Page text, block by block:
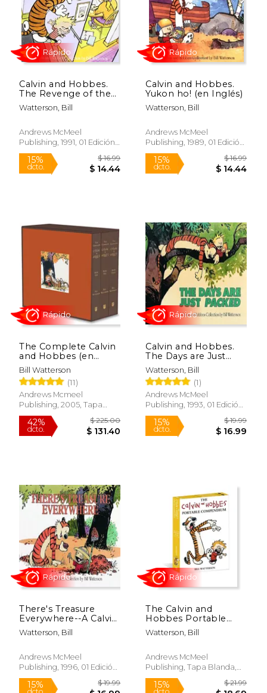
dcto.
Rápido
dcto.
Rápido
Calvin and Hobbes.
The Revenge of the
Baby-Sat (en Inglés)
Watterson, Bill
Andrews McMeel
Publishing, 1991, 01 Edición,
Tapa Blanda, Nuevo
15%
dcto. $ 14.44
Rápido
Calvin and Hobbes.
Yukon ho! (en Inglés)
Watterson, Bill
Andrews McMeel
Publishing, 1989, 01 Edición,
Tapa Blanda, Nuevo
15%
dcto. $
Rápido
The Complete Calvin
and Hobbes (en
Inglés)
Bill Watterson
(11)
Andrews Mcmeel
Publishing, 2005, Tapa
Dura, Nuevo
Rápido
Calvin and Hobbes.
The Days are Just
Packed (en Inglés)
Watterson, Bill
(1)
Andrews McMeel
Publishing, 1993, 01 Edición,
Tapa Blanda, Nuevo
Rápido
There's Treasure
Everywhere--A Calvin
and Hobbes
Collection (en Inglés)
Watterson, Bill
Andrews McMeel
Publishing, 1996, 01 Edición,
Tapa Blanda, Nuevo
The Calvin and
Hobbes Portable
Compendium Set 3:
Volume 3 (en Inglés)
Watterson, Bill
Andrews McMeel
Publishing, Tapa Blanda,
Nuevo